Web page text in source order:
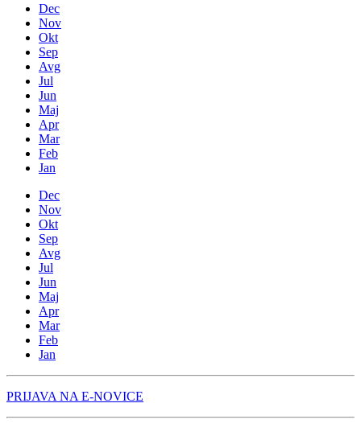
Dec
Nov
Okt
Sep
Avg
Jul
Jun
Maj
Apr
Mar
Feb
Jan
Dec
Nov
Okt
Sep
Avg
Jul
Jun
Maj
Apr
Mar
Feb
Jan
PRIJAVA NA E-NOVICE